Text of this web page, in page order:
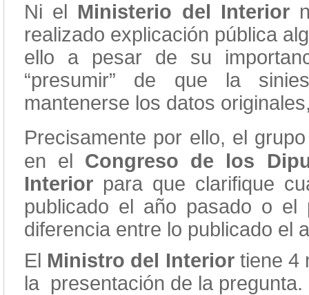
Ni el Ministerio del Interior
realizado explicación pública
ello a pesar de su
“presumir” de que la
mantenerse los datos
Precisamente por ello, el
en el Congreso de los
Interior para que clarifique
publicado el año pasado o
diferencia entre lo publicado el
El Ministro del Interior tiene 4
la presentación de la pregunta.